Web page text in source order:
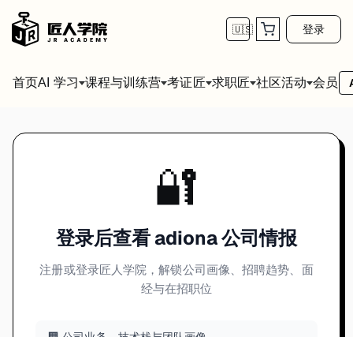
🇺🇸 登录
首页AI 学习 课程与训练营 考证匠 求职匠 社区活动 会员
🔐
登录后查看 adiona 公司情报
注册或登录匠人学院，解锁公司画像、招聘趋势、面
经与在招职位